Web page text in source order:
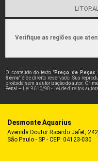
Verifique as regiões que
O conteúdo do texto "Preço de Peças
Serra" é de direito reservado. Sua
proibida sem a autorização do autor.
Penal –
Lei 9610/98 - Lei de direitos
Desmonte Aquarius
Avenida Doutor Ricardo Jafet,
São Paulo - SP - CEP: 04123-030